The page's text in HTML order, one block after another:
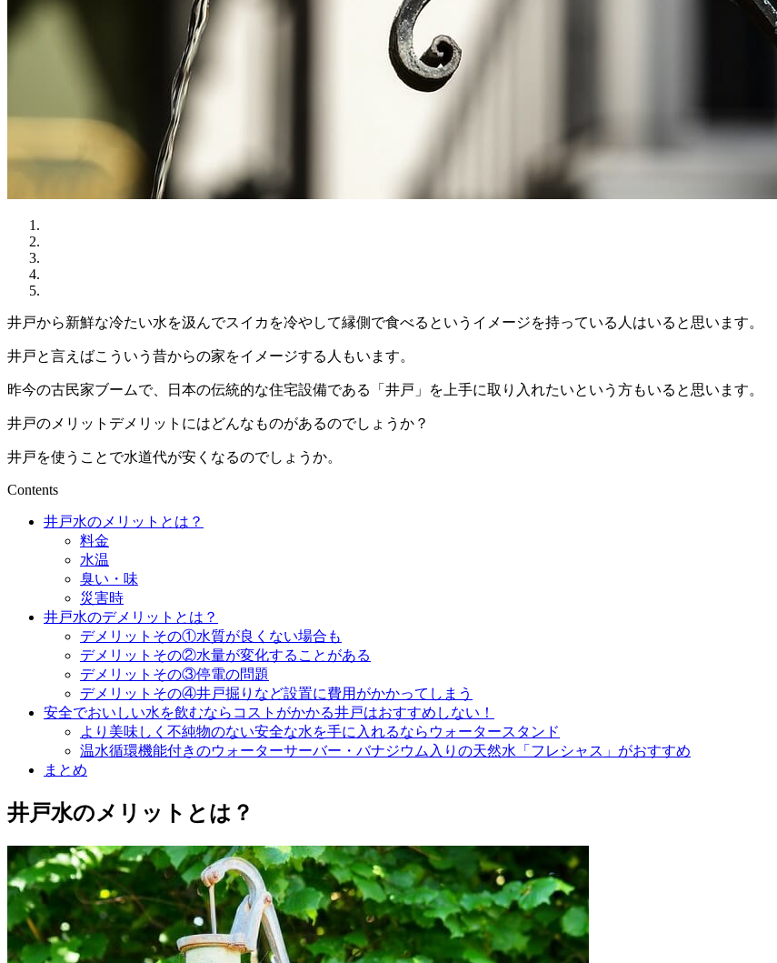
井戸から新鮮な冷たい水を汲んでスイカを冷やして縁側で食べるというイメージを持っている人はいると思います。
井戸と言えばこういう昔からの家をイメージする人もいます。
昨今の古民家ブームで、日本の伝統的な住宅設備である「井戸」を上手に取り入れたいという方もいると思います。
井戸のメリットデメリットにはどんなものがあるのでしょうか？
井戸を使うことで水道代が安くなるのでしょうか。
Contents
井戸水のメリットとは？
料金
水温
臭い・味
災害時
井戸水のデメリットとは？
デメリットその①水質が良くない場合も
デメリットその②水量が変化することがある
デメリットその③停電の問題
デメリットその④井戸掘りなど設置に費用がかかってしまう
安全でおいしい水を飲むならコストがかかる井戸はおすすめしない！
より美味しく不純物のない安全な水を手に入れるならウォータースタンド
温水循環機能付きのウォーターサーバー・バナジウム入りの天然水「フレシャス」がおすすめ
まとめ
井戸水のメリットとは？